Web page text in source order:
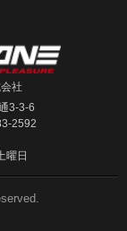
社
3-3-6
2592
曜日